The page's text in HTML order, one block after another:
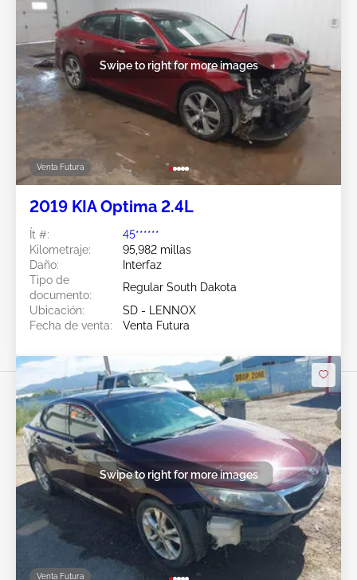
Venta Futura
Swipe to right for more images
2019 KIA Optima 2.4L
Ít #:
45******
Kilometraje:
95,982 millas
Daño:
Interfaz
Tipo de
documento:
Regular South Dakota
Ubicación:
SD - LENNOX
Fecha de venta:
Venta Futura
Venta Futura
Swipe to right for more images